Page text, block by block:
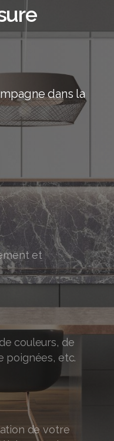
dans la
et
couleurs, de
poignées, etc.
de votre